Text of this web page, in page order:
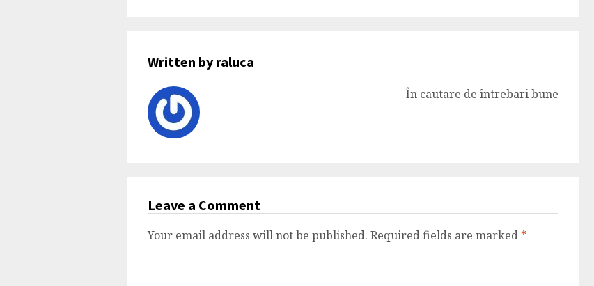
Written by raluca
În cautare de întrebari bune
Leave a Comment
Your email address will not be published. Required fields are marked *